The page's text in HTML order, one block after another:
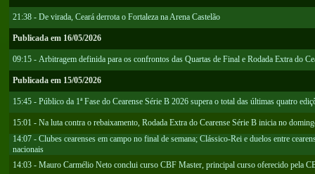
21:38 - De virada, Ceará derrota o Fortaleza na Arena Castelão
Publicada em 16/05/2026
09:15 - Arbitragem definida para os confrontos das Quartas de Final e Rodada Extra do
Publicada em 15/05/2026
15:45 - Público da 1ª Fase do Cearense Série B 2026 supera o total das últimas quatro
15:01 - Na luta contra o rebaixamento, Rodada Extra do Cearense Série B inicia no
14:07 - Clubes cearenses em campo no final de semana; Clássico-Rei e duelos entre
nacionais
14:03 - Mauro Carmélio Neto conclui curso CBF Master, principal curso oferecido pela